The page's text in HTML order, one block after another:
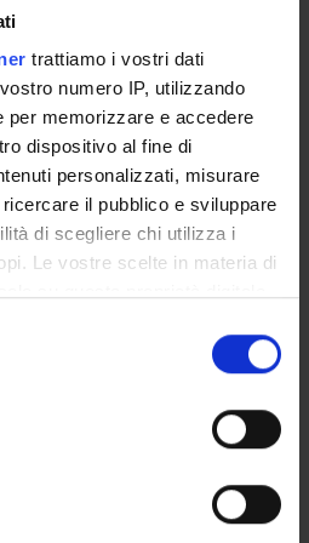
trattiamo i vostri dati
numero IP, utilizzando
per memorizzare e accedere
dispositivo al fine di
personalizzati, misurare
il pubblico e sviluppare
di scegliere chi utilizza i
Le vostre scelte in materia di
consenso in qualsiasi
sui cookie o facendo clic
sulla tua posizione
di qualche
e gestito dal Dipartimento